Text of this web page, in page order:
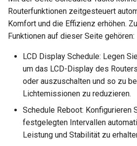
Routerfunktionen zeitgesteuert
Komfort und die Effizienz erhöhen.
Funktionen auf dieser Seite gehören:
LCD Display Schedule: Legen
um das LCD-Display des
oder auszuschalten und so zu
Lichtemissionen zu reduzieren.
Schedule Reboot: Konfigurieren
festgelegten Intervallen
Leistung und Stabilität zu